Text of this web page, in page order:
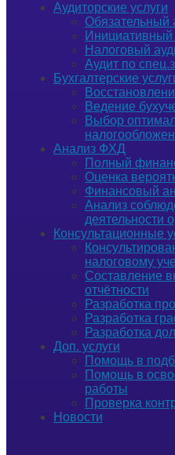
Аудиторские услуги
Обязательный
Инициативный
Налоговый
Аудит по
Бухгалтерские
Ведение
Выбор
Анализ ФХД
Полный
Оценка
Финансовый
Анализ
деятельности
Консультационные
налоговому
Составление
отчётности
Разработка
Разработка
Разработка
Доп. услуги
Помощь в
Помощь в
работы
Проверка
Новости